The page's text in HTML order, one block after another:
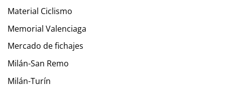
Material Ciclismo
Memorial Valenciaga
Mercado de fichajes
Milán-San Remo
Milán-Turín